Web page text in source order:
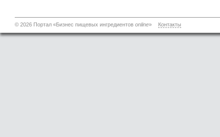
© 2026 Портал «Бизнес пищевых ингредиентов online» Контакты